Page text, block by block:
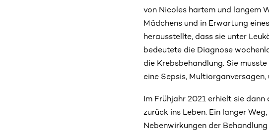
von Nicoles hartem und langem
Mädchens und in Erwartung
herausstellte, dass sie unter
bedeutete die Diagnose
die Krebsbehandlung. Sie
eine Sepsis,
Im Frühjahr 2021 erhielt sie
zurück ins Leben. Ein langer
Nebenwirkungen der